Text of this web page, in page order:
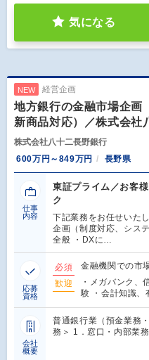
気になる
NEW 経営企画
地方銀行の金融市場企画
新商品対応）／株式会社
株式会社八十二長野銀行
600万円～849万円
長野県
仕事
内容
東証プライム／お客
ク
下記業務をお任せいた
企画（制度対応、シス
全般 ・DXに…
応募
資格
必須
金融機関での市
歓迎
・メガバンク、
験 ・会計知識
会社
概要
普通銀行業（預金業務
務＞ 1．窓口・内部業